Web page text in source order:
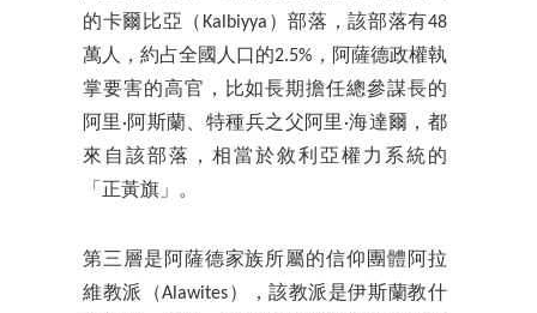
的卡爾比亞（Kalbiyya）部落，該部落有48
萬人，約占全國人口的2.5%，阿薩德政權執
掌要害的高官，比如長期擔任總參謀長的
阿里·阿斯蘭、特種兵之父阿里·海達爾，都
來自該部落，相當於敘利亞權力系統的
「正黃旗」。
第三層是阿薩德家族所屬的信仰團體阿拉
維教派（Alawites），該教派是伊斯蘭教什